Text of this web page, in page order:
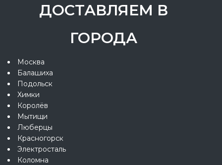
ДОСТАВЛЯЕМ В
ГОРОДА
Москва
Балашиха
Подольск
Химки
Королёв
Мытищи
Люберцы
Красногорск
Электросталь
Коломна